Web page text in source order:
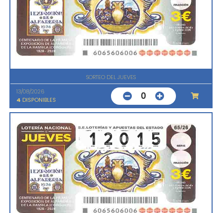
SORTEO DEL JUEVES
13/08/2026
4 DISPONIBLES 0